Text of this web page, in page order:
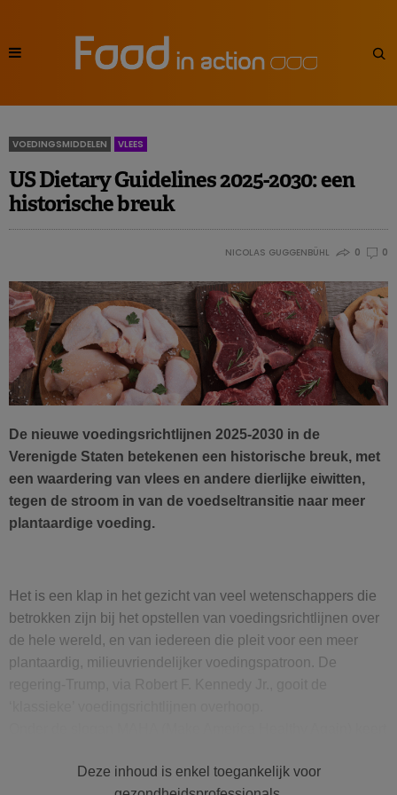
VOEDINGSMIDDELEN VLEES
US Dietary Guidelines 2025-2030: een
historische breuk
NICOLAS GUGGENBÜHL 0 0
De nieuwe voedingsrichtlijnen 2025-2030 in de
Verenigde Staten betekenen een historische breuk, met
een waardering van vlees en andere dierlijke eiwitten,
tegen de stroom in van de voedseltransitie naar meer
plantaardige voeding.
Het is een klap in het gezicht van veel wetenschappers die
betrokken zijn bij het opstellen van voedingsrichtlijnen over
de hele wereld, en van iedereen die pleit voor een meer
plantaardig, milieuvriendelijker voedingspatroon. De
Tot zover gaat het goed. Maar het visuele model, waarin
Deze inhoud is enkel toegankelijk voor